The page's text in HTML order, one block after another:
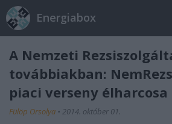
Energiabox
A Nemzeti
továbbiakban:
piaci verseny élharcosa
Fülöp Orsolya • 2014. október 01.